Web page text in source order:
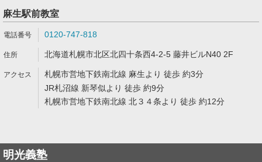
麻生駅前教室
0120-747-818
北海道札幌市北区北四十条西4-2-5 藤井ビルN40 2F
札幌市営地下鉄南北線 麻生より 徒歩 約3分
JR札沼線 新琴似より 徒歩 約9分
札幌市営地下鉄南北線 北３４条より 徒歩 約12分
明光義塾